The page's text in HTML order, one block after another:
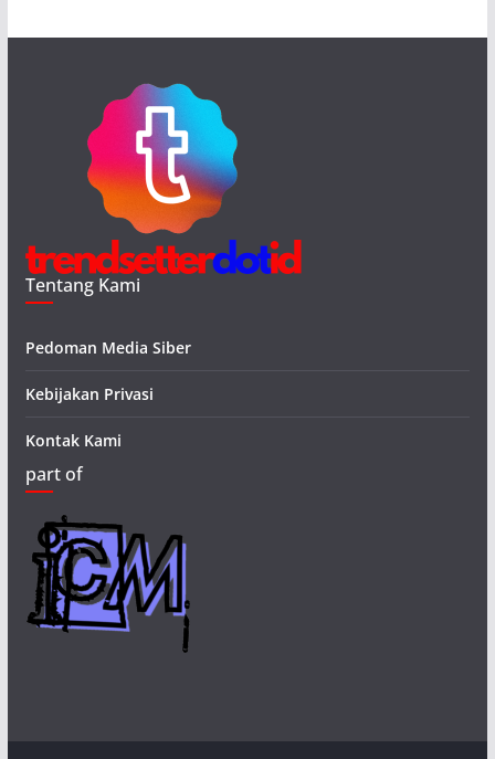
Tentang Kami
Pedoman Media Siber
Kebijakan Privasi
Kontak Kami
part of